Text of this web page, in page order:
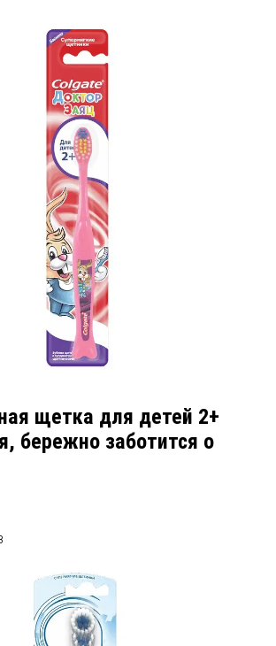
щетка для детей 2+
бережно заботится о